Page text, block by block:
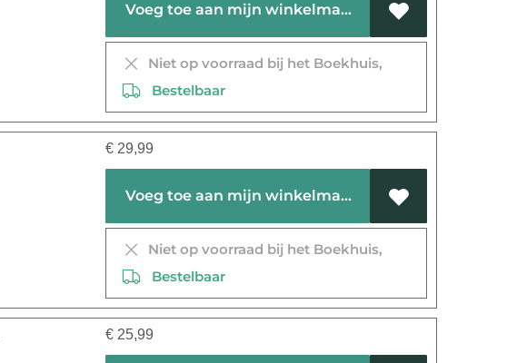
Voeg toe aan mijn winkelmandje
Niet op voorraad bij het Boekhuis,
Bestelbaar
€ 29,99
Voeg toe aan mijn winkelmandje
Niet op voorraad bij het Boekhuis,
Bestelbaar
€ 25,99